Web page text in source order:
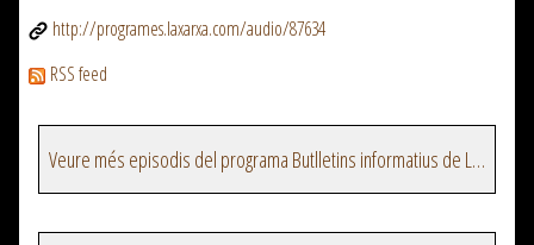
http://programes.laxarxa.com/audio/87634
RSS feed
Veure més episodis del programa Butlletins informatius de La Xarxa